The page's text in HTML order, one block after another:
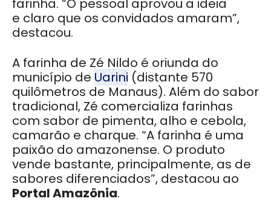
farinha. “O pessoal aprovou a ideia
e claro que os convidados amaram”,
destacou.
A farinha de Zé Nildo é oriunda do
município de Uarini (distante 570
quilômetros de Manaus). Além do sabor
tradicional, Zé comercializa farinhas
com sabor de pimenta, alho e cebola,
camarão e charque. “A farinha é uma
paixão do amazonense. O produto
vende bastante, principalmente, as de
sabores diferenciados”, destacou ao
Portal Amazônia.